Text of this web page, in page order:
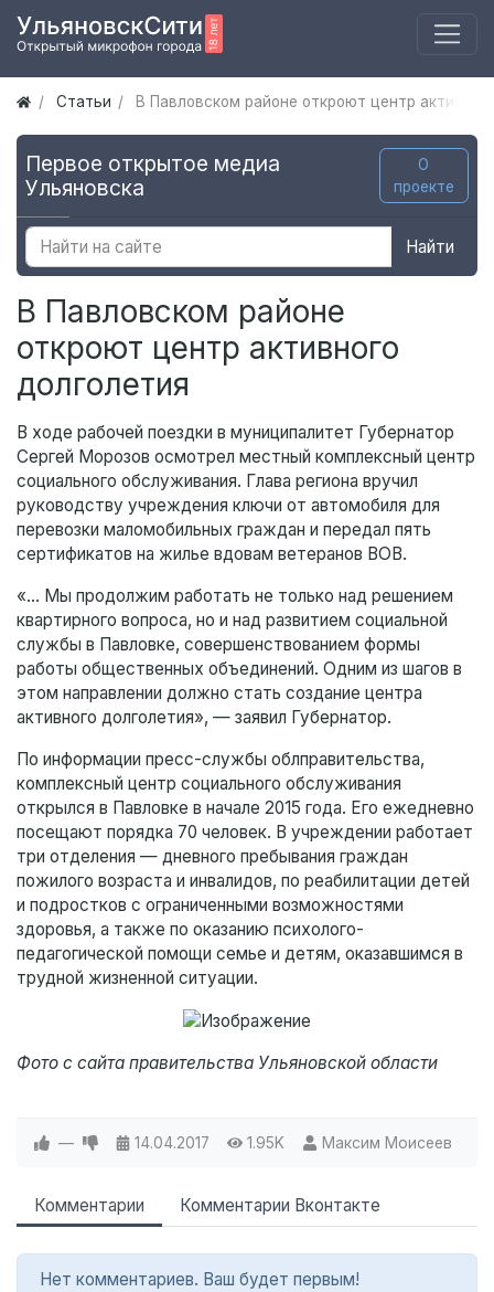
Статьи В Павловском районе откроют центр
Первое открытое медиа
Ульяновска
О
проекте
Найти
В Павловском районе
откроют центр активного
долголетия
В ходе рабочей поездки в муниципалитет Губернатор
Сергей Морозов осмотрел местный комплексный центр
социального обслуживания. Глава региона вручил
руководству учреждения ключи от автомобиля для
перевозки маломобильных граждан и передал пять
сертификатов на жилье вдовам ветеранов ВОВ.
«… Мы продолжим работать не только над решением
квартирного вопроса, но и над развитием социальной
службы в Павловке, совершенствованием формы
работы общественных объединений. Одним из шагов в
этом направлении должно стать создание центра
активного долголетия», — заявил Губернатор.
По информации пресс-службы облправительства,
комплексный центр социального обслуживания
открылся в Павловке в начале 2015 года. Его ежедневно
посещают порядка 70 человек. В учреждении работает
три отделения — дневного пребывания граждан
пожилого возраста и инвалидов, по реабилитации детей
и подростков с ограниченными возможностями
здоровья, а также по оказанию психолого-
педагогической помощи семье и детям, оказавшимся в
трудной жизненной ситуации.
Фото с сайта правительства Ульяновской области
— 14.04.2017 1.95K Максим Моисеев
Комментарии Комментарии Вконтакте
Нет комментариев. Ваш будет первым!